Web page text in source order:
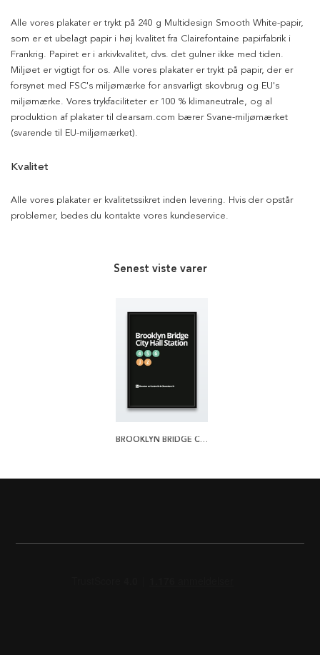
Alle vores plakater er trykt på 240 g Multidesign Smooth White-papir,
som er et ubelagt papir i høj kvalitet fra Clairefontaine papirfabrik i
Frankrig. Papiret er i arkivkvalitet, dvs. det gulner ikke med tiden.
Miljøet er vigtigt for os. Alle vores plakater er trykt på papir, der er
forsynet med FSC's miljømærke for ansvarligt skovbrug og EU's
miljømærke. Vores trykfaciliteter er 100 % klimaneutrale, og al
produktion af plakater til dearsam.com bærer Svane-miljømærket
(svarende til EU-miljømærket).
Kvalitet
Alle vores plakater er kvalitetssikret inden levering. Hvis der opstår
problemer, bedes du kontakte vores kundeservice.
Senest viste varer
BROOKLYN BRIDGE CITY HALL PLAKAT